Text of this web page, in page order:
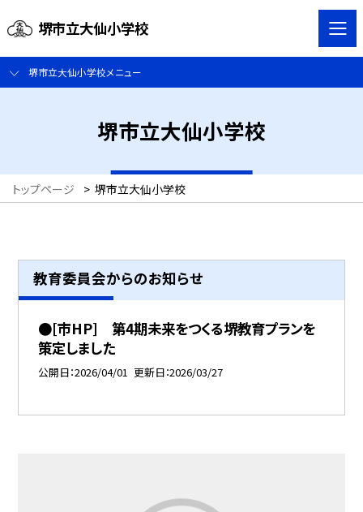
堺市立大仙小学校
堺市立大仙小学校メニュー
堺市立大仙小学校
トップページ > 堺市立大仙小学校
教育委員会からのお知らせ
●[市HP] 第4期未来をつくる堺教育プランを
策定しました
公開日 2026/04/01 更新日 2026/03/27